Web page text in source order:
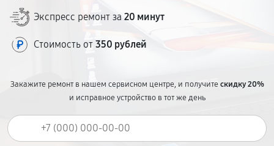
Экспресс ремонт за 20 минут
Стоимость от 350 рублей
Закажите ремонт в нашем сервисном центре, и получитескидку 20%
и исправное устройство в тот же день